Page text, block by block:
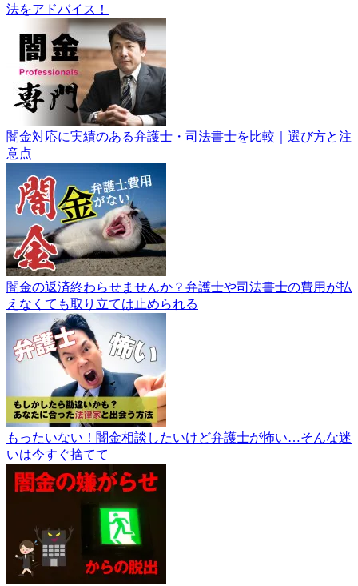
法をアドバイス！
闇金対応に実績のある弁護士・司法書士を比較｜選び方と注
意点
闇金の返済終わらせませんか？弁護士や司法書士の費用が払
えなくても取り立ては止められる
もったいない！闇金相談したいけど弁護士が怖い…そんな迷
いは今すぐ捨てて